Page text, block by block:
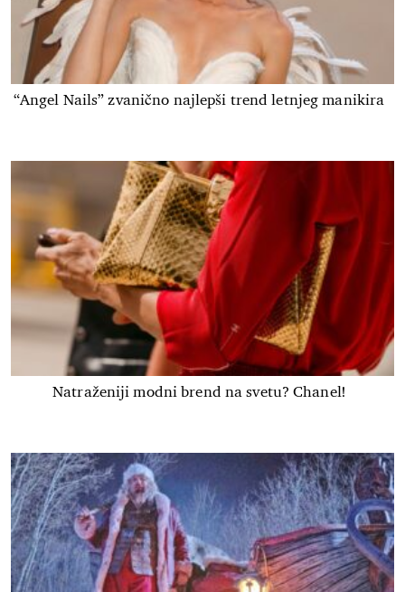
“Angel Nails” zvanično najlepši trend letnjeg manikira
Natraženiji modni brend na svetu? Chanel!